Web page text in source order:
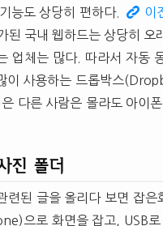
능도 상당히 편하다.
이
된 국내 웹하드는 상당히 오
업체는 많다. 따라서 자동
이 사용하는 드롭박스
다른 사람은 몰라도 아이
진 폴더
련된 글을 올리다 보면 잡
으로 화면을 잡고, USB